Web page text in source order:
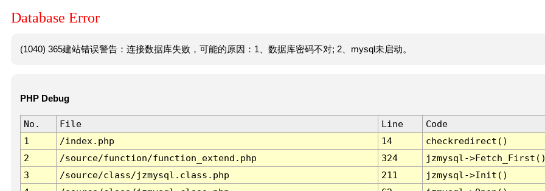
Database Error
(1040) 365建站错误警告：连接数据库失败，可能的原因：1、数据库密码不对; 2、mysql未启动。
PHP Debug
No. File Line
Code
1
/index.php 14
checkredirect()
2
/source/function/function_extend.php 324
jzmysql-
3
/source/class/jzmysql.class.php 211
jzmysql->Init()